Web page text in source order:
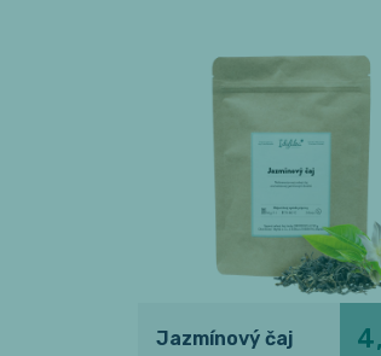
Jazmínový čaj